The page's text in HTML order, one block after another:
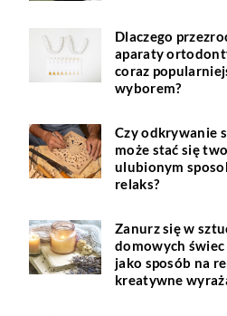
Dlaczego
aparaty
coraz
wyborem?
Czy odkrywanie
może stać się
ulubionym
relaks?
Zanurz się w
domowych
jako sposób na
kreatywne